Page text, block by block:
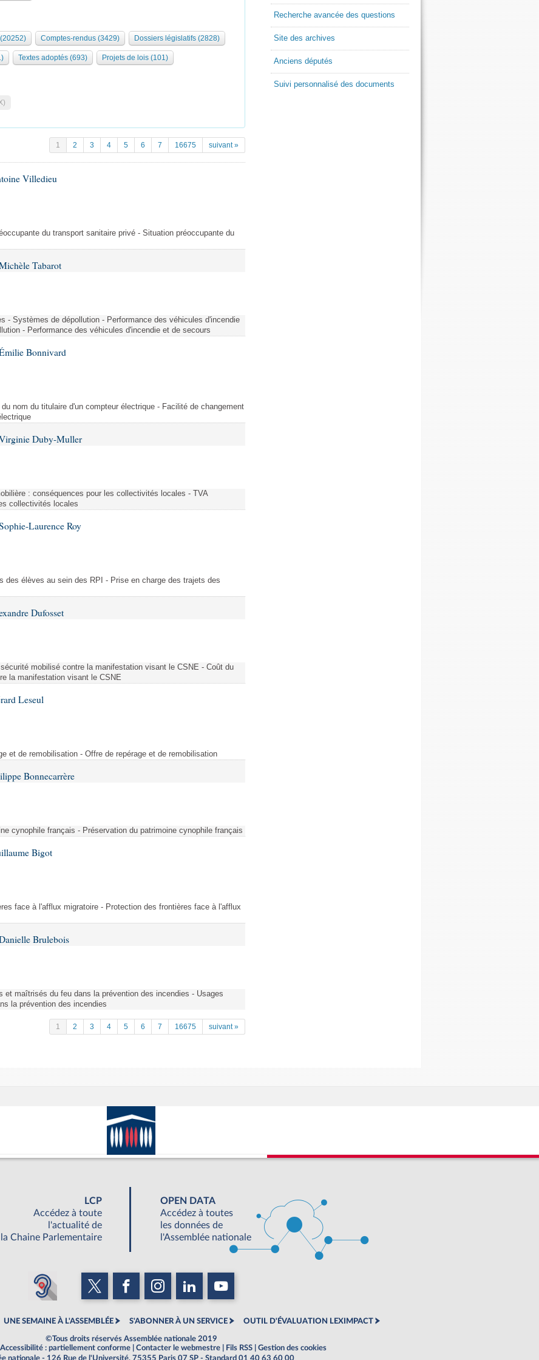
Comptes-rendus (3429) Dossiers législatifs (2828)
Textes adoptés (693) Projets de lois (101)
1 2 3 4 5 6 7 16675 suivant »
Villedieu
du transport sanitaire privé - Situation préoccupante du
Tabarot
- Systèmes de dépollution - Performance des véhicules d'incendie
- Performance des véhicules d'incendie et de secours
Bonnivard
nom du titulaire d'un compteur électrique - Facilité de changement
Duby-Muller
: conséquences pour les collectivités locales - TVA
collectivités locales
Laurence Roy
des élèves au sein des RPI - Prise en charge des trajets des
Dufosset
mobilisé contre la manifestation visant le CSNE - Coût du
la manifestation visant le CSNE
Leseul
et de remobilisation - Offre de repérage et de remobilisation
Bonnecarrère
cynophile français - Préservation du patrimoine cynophile français
Bigot
face à l'afflux migratoire - Protection des frontières face à l'afflux
Brulebois
et maîtrisés du feu dans la prévention des incendies - Usages
la prévention des incendies
1 2 3 4 5 6 7 16675 suivant »
Recherche avancée des questions
Site des archives
Anciens députés
Suivi personnalisé des documents
LCP
Accédez à toute
l'actualité de
la Chaine Parlementaire
OPEN DATA
Accédez à toutes
les données de
l'Assemblée nationale
UNE SEMAINE À L'ASSEMBLÉE S'ABONNER À UN SERVICE OUTIL D'ÉVALUATION LEXIMPACT
©Tous droits réservés Assemblée nationale 2019
Accessibilité : partiellement conforme Contacter le webmestre Fils RSS
Gestion des cookies
nationale - 126 Rue de l'Université, 75355 Paris 07 SP - Standard 01 40 63 60 00